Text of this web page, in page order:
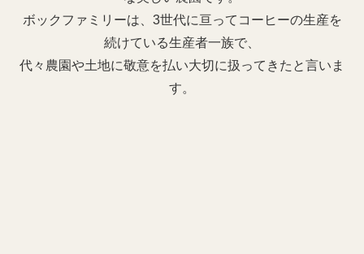
ボックファミリーは、3世代に亘ってコーヒーの生産を
続けている生産者一族で、
代々農園や土地に敬意を払い大切に扱ってきたと言いま
す。